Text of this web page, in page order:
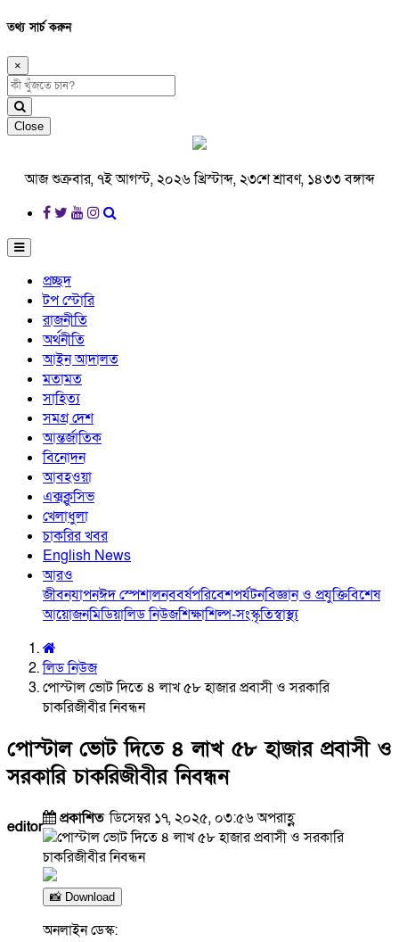
তথ্য সার্চ করুন
×
Close
আজ শুক্রবার, ৭ই আগস্ট, ২০২৬ খ্রিস্টাব্দ, ২৩শে শ্রাবণ, ১৪৩৩ বঙ্গাব্দ
প্রচ্ছদ
টপ স্টোরি
রাজনীতি
অর্থনীতি
আইন আদালত
মতামত
সাহিত্য
সমগ্র দেশ
আন্তর্জাতিক
বিনোদন
আবহওয়া
এক্সক্লুসিভ
খেলাধুলা
চাকরির খবর
English News
আরও
জীবনযাপনঈদ স্পেশালনববর্ষপরিবেশপর্যটনবিজ্ঞান ও প্রযুক্তিবিশেষ
আয়োজনমিডিয়ালিড নিউজশিক্ষাশিল্প-সংস্কৃতিস্বাস্থ্য
লিড নিউজ
পোস্টাল ভোট দিতে ৪ লাখ ৫৮ হাজার প্রবাসী ও সরকারি
চাকরিজীবীর নিবন্ধন
পোস্টাল ভোট দিতে ৪ লাখ ৫৮ হাজার প্রবাসী ও
সরকারি চাকরিজীবীর নিবন্ধন
editor প্রকাশিতডিসেম্বর ১৭, ২০২৫, ০৩:৫৬ অপরাহ্ণ
📸 Download
অনলাইন ডেস্ক: